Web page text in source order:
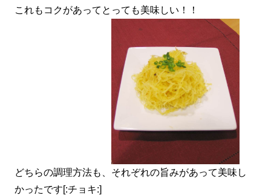
これもコクがあってとっても美味しい！！
どちらの調理方法も、それぞれの旨みがあって美味し
かったです[:チョキ:]